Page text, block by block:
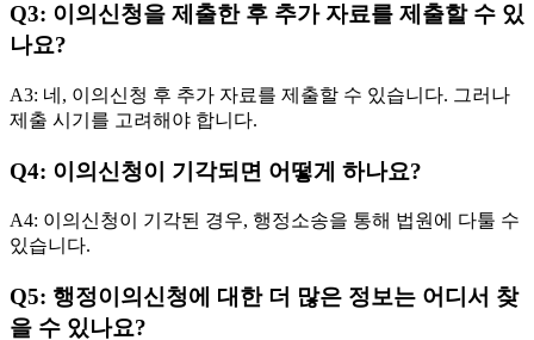
Q3: 이의신청을 제출한 후 추가 자료를 제출할 수 있
나요?
A3: 네, 이의신청 후 추가 자료를 제출할 수 있습니다. 그러나
제출 시기를 고려해야 합니다.
Q4: 이의신청이 기각되면 어떻게 하나요?
A4: 이의신청이 기각된 경우, 행정소송을 통해 법원에 다툴 수
있습니다.
Q5: 행정이의신청에 대한 더 많은 정보는 어디서 찾
을 수 있나요?